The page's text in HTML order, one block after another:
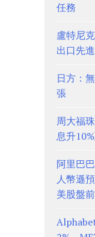
任務
盧特尼
出口先
日方：
張
周大福
息升
阿里巴
人幣遜
美股盤